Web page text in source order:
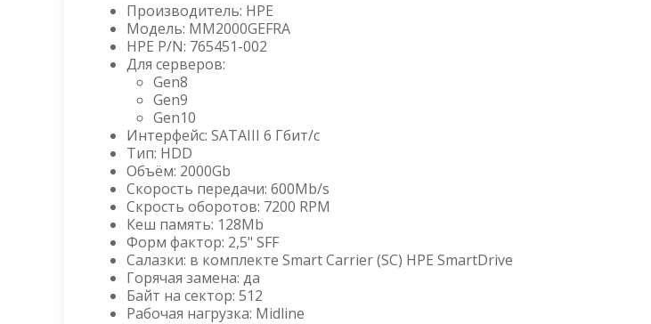
Производитель: HPE
Модель: MM2000GEFRA
HPE P/N: 765451-002
Для серверов:
Gen8
Gen9
Gen10
Интерфейс: SATAIII 6 Гбит/с
Тип: HDD
Объём: 2000Gb
Скорость передачи: 600Mb/s
Скрость оборотов: 7200 RPM
Кеш память: 128Mb
Форм фактор: 2,5" SFF
Салазки: в комплекте Smart Carrier (SC) HPE SmartDrive
Горячая замена: да
Байт на сектор: 512
Рабочая нагрузка: Midline